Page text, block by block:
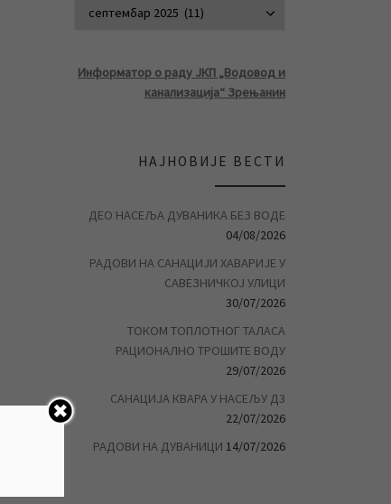
Информатор о раду ЈКП „Водовод и
канализација“ Зрењанин
НАЈНОВИЈЕ ВЕСТИ
ДЕО НАСЕЉА ДУВАНИКА БЕЗ ВОДЕ
04/08/2026
РАДОВИ НА САНАЦИЈИ ХАВАРИЈЕ У
САВЕЗНИЧКОЈ УЛИЦИ
30/07/2026
ТОКОМ ТОПЛОТНОГ ТАЛАСА
РАЦИОНАЛНО ТРОШИТЕ ВОДУ
29/07/2026
САНАЦИЈА КВАРА У НАСЕЉУ Д3
22/07/2026
РАДОВИ НА ДУВАНИЦИ 14/07/2026